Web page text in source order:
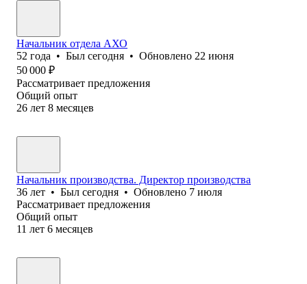
Начальник отдела АХО
52 года • Был сегодня • Обновлено 22 июня
50 000 ₽
Рассматривает предложения
Общий опыт
26 лет 8 месяцев
Начальник производства. Директор производства
36 лет • Был сегодня • Обновлено 7 июля
Рассматривает предложения
Общий опыт
11 лет 6 месяцев